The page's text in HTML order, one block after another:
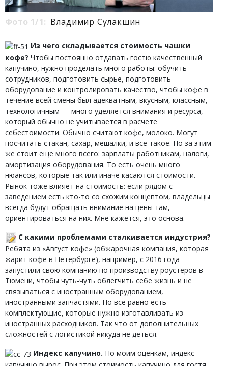
Фото 1/1: Владимир Сулакшин
Из чего складывается стоимость чашки
кофе? Чтобы постоянно отдавать гостю качественный
капучино, нужно проделать много работы: обучить
сотрудников, подготовить сырье, подготовить
оборудование и контролировать качество, чтобы кофе в
течение всей смены был адекватным, вкусным, классным,
технологичным — много уделяется внимания и ресурса,
который обычно не учитывается в расчете
себестоимости. Обычно считают кофе, молоко. Могут
посчитать стакан, сахар, мешалки, и все такое. Но за этим
же стоит еще много всего: зарплаты работникам, налоги,
амортизация оборудования. То есть очень много
нюансов, которые так или иначе касаются стоимости.
Рынок тоже влияет на стоимость: если рядом с
заведением есть кто-то со схожим концептом, владельцы
всегда будут обращать внимание на цены там,
ориентироваться на них. Мне кажется, это основа.
С какими проблемами сталкивается индустрия?
Ребята из «Август кофе» (обжарочная компания, которая
жарит кофе в Петербурге), например, с 2016 года
запустили свою компанию по производству роустеров в
Тюмени, чтобы чуть-чуть облегчить себе жизнь и не
связываться с иностранным оборудованием,
иностранными запчастями. Но все равно есть
комплектующие, которые нужно изготавливать из
иностранных расходников. Так что от дополнительных
сложностей с логистикой никуда не деться.
Индекс капучино. По моим оценкам, индекс